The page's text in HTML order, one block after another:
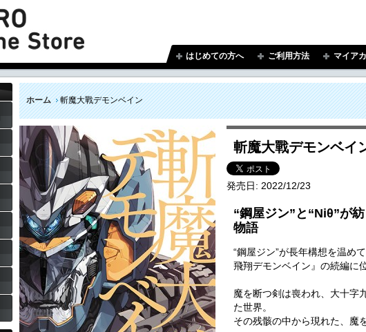
はじめての方へ ご利用方法 マイア
ホーム 斬魔大戰デモンベイン
斬魔大戰デモンベイ
発売日: 2022/12/23
“鋼屋ジン”と“Niθ”が
物語
“鋼屋ジン”が長年構想を温め
飛翔デモンベイン』の続編に
魔を断つ剣は喪われ、大十字
た世界。
その残骸の中から現れた、